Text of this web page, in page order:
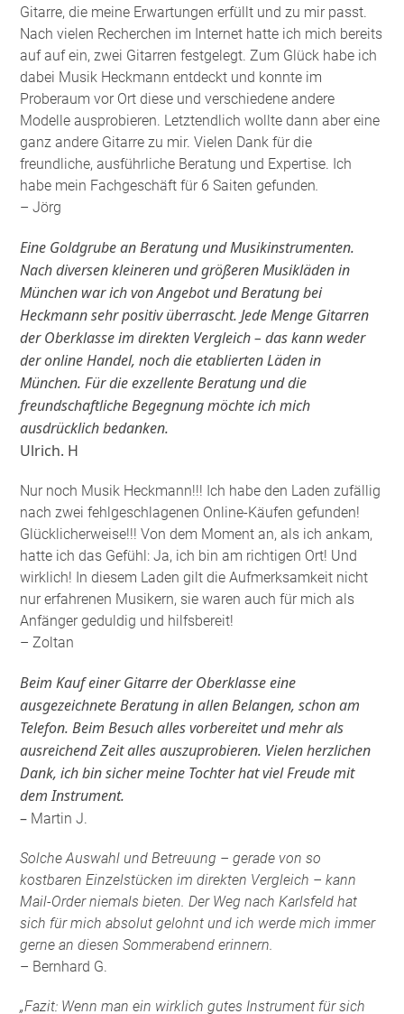
Gitarre, die meine Erwartungen erfüllt und zu mir passt.
Nach vielen Recherchen im Internet hatte ich mich bereits
auf auf ein, zwei Gitarren festgelegt. Zum Glück habe ich
dabei Musik Heckmann entdeckt und konnte im
Proberaum vor Ort diese und verschiedene andere
Modelle ausprobieren. Letztendlich wollte dann aber eine
ganz andere Gitarre zu mir. Vielen Dank für die
freundliche, ausführliche Beratung und Expertise. Ich
habe mein Fachgeschäft für 6 Saiten gefunden.
– Jörg
Eine Goldgrube an Beratung und Musikinstrumenten.
Nach diversen kleineren und größeren Musikläden in
München war ich von Angebot und Beratung bei
Heckmann sehr positiv überrascht. Jede Menge Gitarren
der Oberklasse im direkten Vergleich – das kann weder
der online Handel, noch die etablierten Läden in
München. Für die exzellente Beratung und die
freundschaftliche Begegnung möchte ich mich
ausdrücklich bedanken.
Ulrich. H
Nur noch Musik Heckmann!!! Ich habe den Laden zufällig
nach zwei fehlgeschlagenen Online-Käufen gefunden!
Glücklicherweise!!! Von dem Moment an, als ich ankam,
hatte ich das Gefühl: Ja, ich bin am richtigen Ort! Und
wirklich! In diesem Laden gilt die Aufmerksamkeit nicht
nur erfahrenen Musikern, sie waren auch für mich als
Anfänger geduldig und hilfsbereit!
– Zoltan
Beim Kauf einer Gitarre der Oberklasse eine
ausgezeichnete Beratung in allen Belangen, schon am
Telefon. Beim Besuch alles vorbereitet und mehr als
ausreichend Zeit alles auszuprobieren. Vielen herzlichen
Dank, ich bin sicher meine Tochter hat viel Freude mit
dem Instrument.
– Martin J.
Solche Auswahl und Betreuung – gerade von so
kostbaren Einzelstücken im direkten Vergleich – kann
Mail-Order niemals bieten. Der Weg nach Karlsfeld hat
sich für mich absolut gelohnt und ich werde mich immer
gerne an diesen Sommerabend erinnern.
– Bernhard G.
„Fazit: Wenn man ein wirklich gutes Instrument für sich